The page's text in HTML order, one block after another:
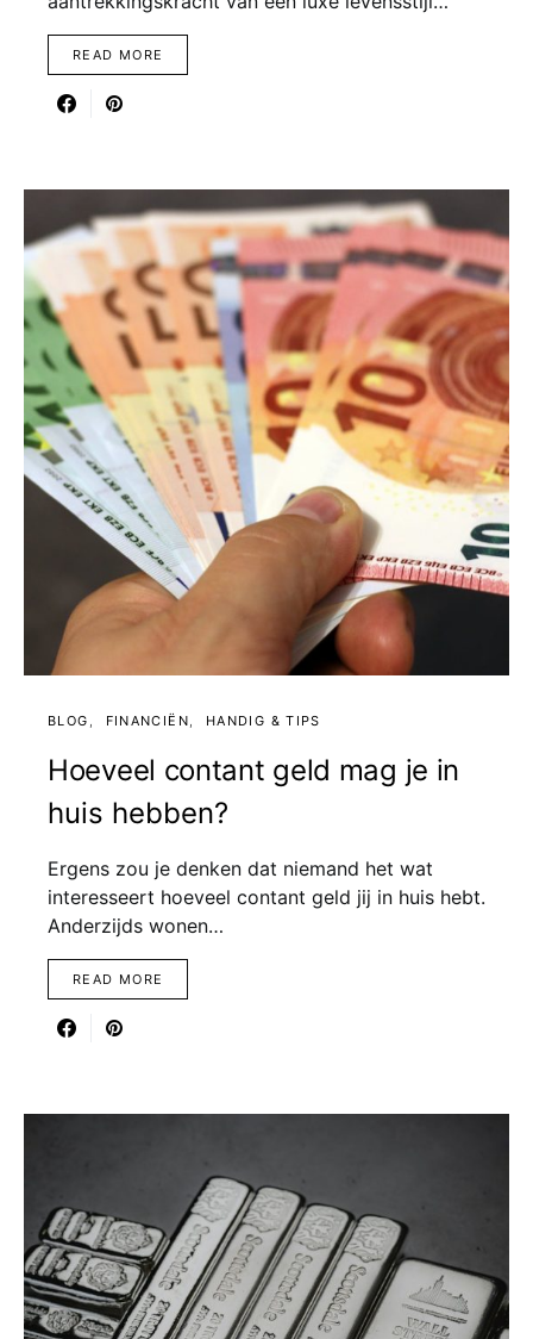
READ MORE
BLOG FINANCIËN HANDIG & TIPS
Hoeveel contant geld mag je in
huis hebben?
Ergens zou je denken dat niemand het wat
interesseert hoeveel contant geld jij in huis hebt.
Anderzijds wonen…
READ MORE